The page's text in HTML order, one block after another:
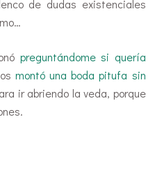
de dudas existenciales
preguntándome si quería
montó una boda pitufa sin
ir abriendo la veda, porque